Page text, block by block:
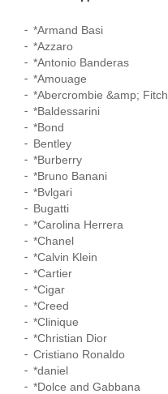
*Armand Basi
*Azzaro
*Antonio Banderas
*Amouage
*Abercrombie &amp; Fitch
*Baldessarini
*Bond
Bentley
*Burberry
*Bruno Banani
*Bvlgari
Bugatti
*Carolina Herrera
*Chanel
*Calvin Klein
*Cartier
*Cigar
*Creed
*Clinique
*Christian Dior
Cristiano Ronaldo
*daniel
*Dolce and Gabbana